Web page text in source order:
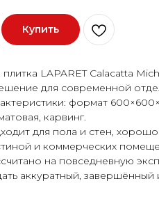
Купить
плитка LAPARET Calacatta
для современной
формат
карвинг.
для пола и стен, хорошо
и коммерческих
на повседневную
аккуратный, завершённый